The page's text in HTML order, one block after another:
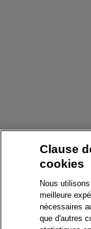
Clause
cookies
Nous
meilleure
nécessaires
que d'autres